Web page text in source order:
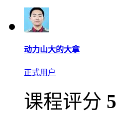
动力山大的大拿
正式用户
课程评分 5